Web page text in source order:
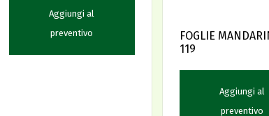
Aggiungi al
preventivo
FOGLIE
119
Aggiungi al
preventivo